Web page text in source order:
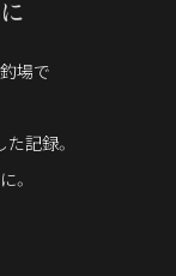
場で
記録。
。